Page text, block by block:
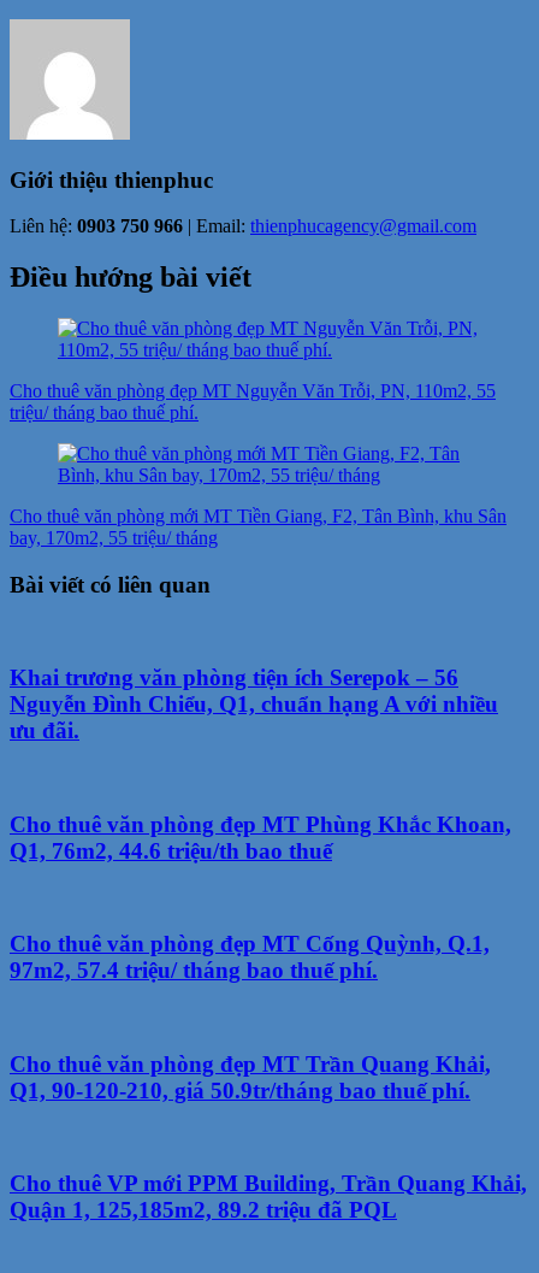
Giới thiệu thienphuc
Liên hệ: 0903 750 966 | Email: thienphucagency@gmail.com
Điều hướng bài viết
Cho thuê văn phòng đẹp MT Nguyễn Văn Trỗi, PN, 110m2, 55
triệu/ tháng bao thuế phí.
Cho thuê văn phòng mới MT Tiền Giang, F2, Tân Bình, khu Sân
bay, 170m2, 55 triệu/ tháng
Bài viết có liên quan
Khai trương văn phòng tiện ích Serepok – 56
Nguyễn Đình Chiểu, Q1, chuẩn hạng A với nhiều
ưu đãi.
Cho thuê văn phòng đẹp MT Phùng Khắc Khoan,
Q1, 76m2, 44.6 triệu/th bao thuế
Cho thuê văn phòng đẹp MT Cống Quỳnh, Q.1,
97m2, 57.4 triệu/ tháng bao thuế phí.
Cho thuê văn phòng đẹp MT Trần Quang Khải,
Q1, 90-120-210, giá 50.9tr/tháng bao thuế phí.
Cho thuê VP mới PPM Building, Trần Quang Khải,
Quận 1, 125,185m2, 89.2 triệu đã PQL